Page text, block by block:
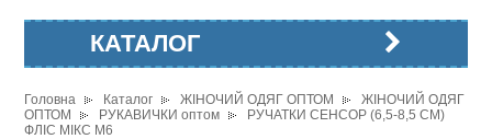
КАТАЛОГ
Головна Каталог ЖІНОЧИЙ ОДЯГ ОПТОМ
ЖІНОЧИЙ ОДЯГ
ОПТОМ
РУКАВИЧКИ оптом
РУЧАТКИ СЕНСОР (6,5-8,5 СМ)
ФЛІС МІКС M6